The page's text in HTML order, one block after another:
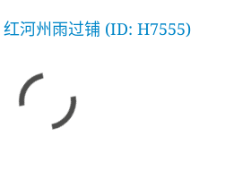
红河州雨过铺 (ID: H7555)